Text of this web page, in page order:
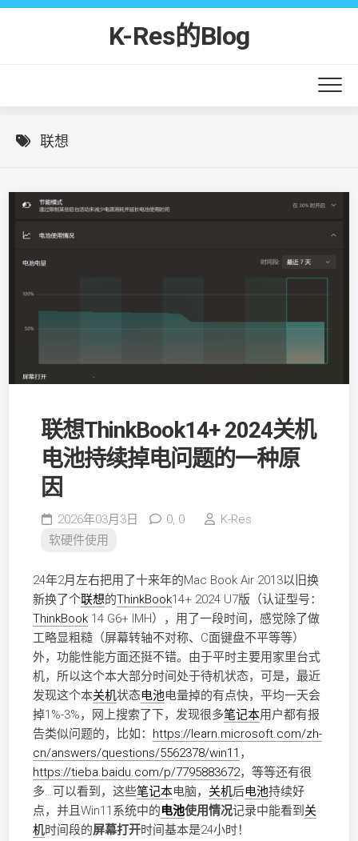
Skip
K-Res的Blog
联想
联想ThinkBook14+ 2024关机
电池持续掉电问题的一种原
因
2026年03月3日 0, 0
K-Res
软硬件使用
24年2月左右把用了十来年的Mac Book Air 2013以旧换
新换了个联想的ThinkBook14+ 2024 U7版（认证型号：
ThinkBook14 G6+ IMH），用了一段时间，感觉除了做
工略显粗糙（屏幕转轴不对称、C面键盘不平等等）
外，功能性能方面还挺不错。由于平时主要用家里台式
机，所以这个本大部分时间处于待机状态，可是，最近
发现这个本关机状态电池电量掉的有点快，平均一天会
掉1%-3%，网上搜索了下，发现很多笔记本用户都有报
告类似问题的，比如： https://learn.microsoft.com/zh-
cn/answers/questions/5562378/win11 ，
https://tieba.baidu.com/p/7795883672，等等还有很
多…可以看到，这些笔记本电脑， 关机后电池持续好
点，并且Win11系统中的电池使用情况记录中能看到 关
机时间段的屏幕打开时间基本是24小时！